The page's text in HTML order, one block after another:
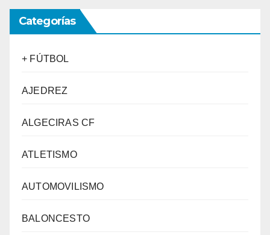
Categorías
+ FÚTBOL
AJEDREZ
ALGECIRAS CF
ATLETISMO
AUTOMOVILISMO
BALONCESTO